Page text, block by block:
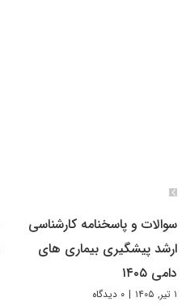
سوالات و پاسخنامه کارشناسی
ارشد پیشگیری بیماری های
دامی ۱۴۰۵
۱ تیر, ۱۴۰۵ | ۰ دیدگاه